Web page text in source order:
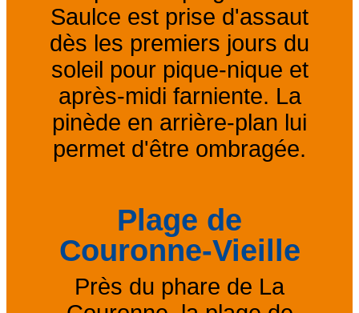
Saulce est prise d'assaut
dès les premiers jours du
soleil pour pique-nique et
après-midi farniente. La
pinède en arrière-plan lui
permet d'être ombragée.
Plage de
Couronne-Vieille
Près du phare de La